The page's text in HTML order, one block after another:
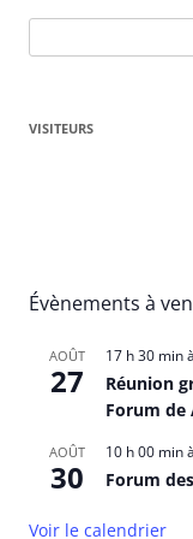
VISITEURS
Évènements à
AOÛT
27
17 h 30 minà
Réunion
Forum de
AOÛT
30
10 h 00 minà
Forum
Voir le calendrier